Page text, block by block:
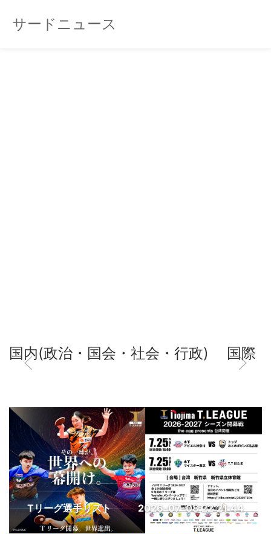
サードニュース
国内(政治・国会・社会・行政) 国際
Tリーグ選手リスト 2026-07-08 22:21:44